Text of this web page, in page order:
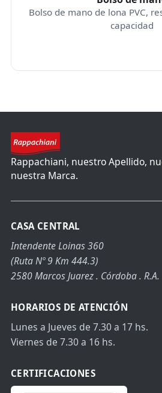
Bolso de mano de lona PVC,
capacidad
Rappachiani, nuestro Apellido,
nuestra Marca.
CASA CENTRAL
Intendente Loinas 360
(Ruta Nº 9 Km 444.3)
2580 Marcos Juarez . Córdoba . R.A.
HORARIOS DE ATENCIÓN
Lunes a Jueves de 7.30 a 17 hs.
Viernes de 7.30 a 16 hs.
CERTIFICACIONES